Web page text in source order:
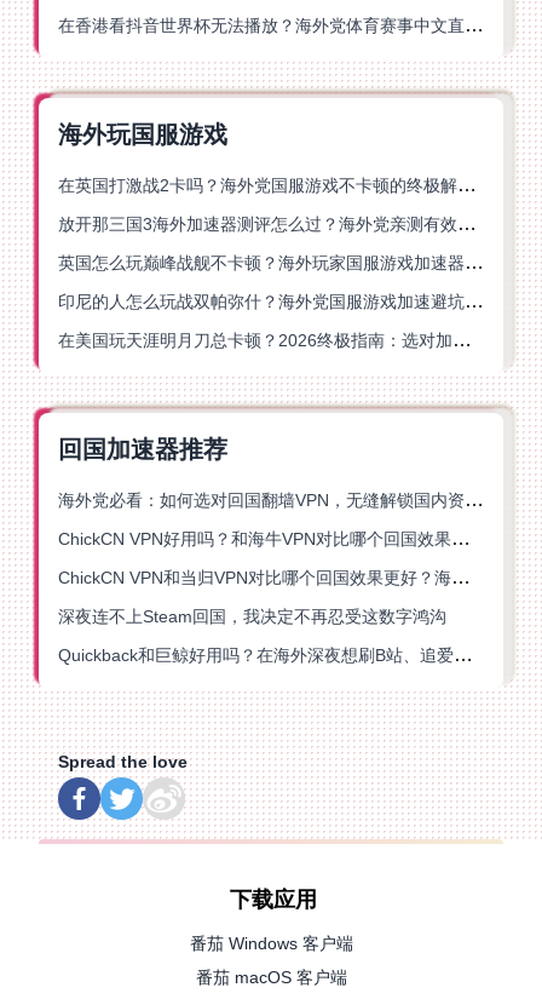
在香港看抖音世界杯无法播放？海外党体育赛事中文直播终极指南
海外玩国服游戏
在英国打激战2卡吗？海外党国服游戏不卡顿的终极解决方案
放开那三国3海外加速器测评怎么过？海外党亲测有效的国服游戏加速指南
英国怎么玩巅峰战舰不卡顿？海外玩家国服游戏加速器终极指南
印尼的人怎么玩战双帕弥什？海外党国服游戏加速避坑指南
在美国玩天涯明月刀总卡顿？2026终极指南：选对加速器让你丝滑连招
回国加速器推荐
海外党必看：如何选对回国翻墙VPN，无缝解锁国内资源？
ChickCN VPN好用吗？和海牛VPN对比哪个回国效果更好？
ChickCN VPN和当归VPN对比哪个回国效果更好？海外党亲测后选了它
深夜连不上Steam回国，我决定不再忍受这数字鸿沟
Quickback和巨鲸好用吗？在海外深夜想刷B站、追爱奇艺的你，或许正需要这份答案
Spread the love
下载应用
番茄 Windows 客户端
番茄 macOS 客户端